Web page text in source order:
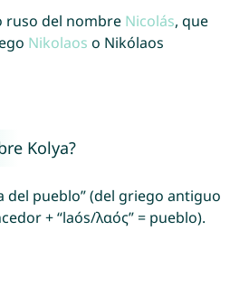
ruso del nombre Nicolás, que
Nikolaos o Nikólaos
Kolya?
del pueblo” (del griego antiguo
+ “laós/λαός” = pueblo).